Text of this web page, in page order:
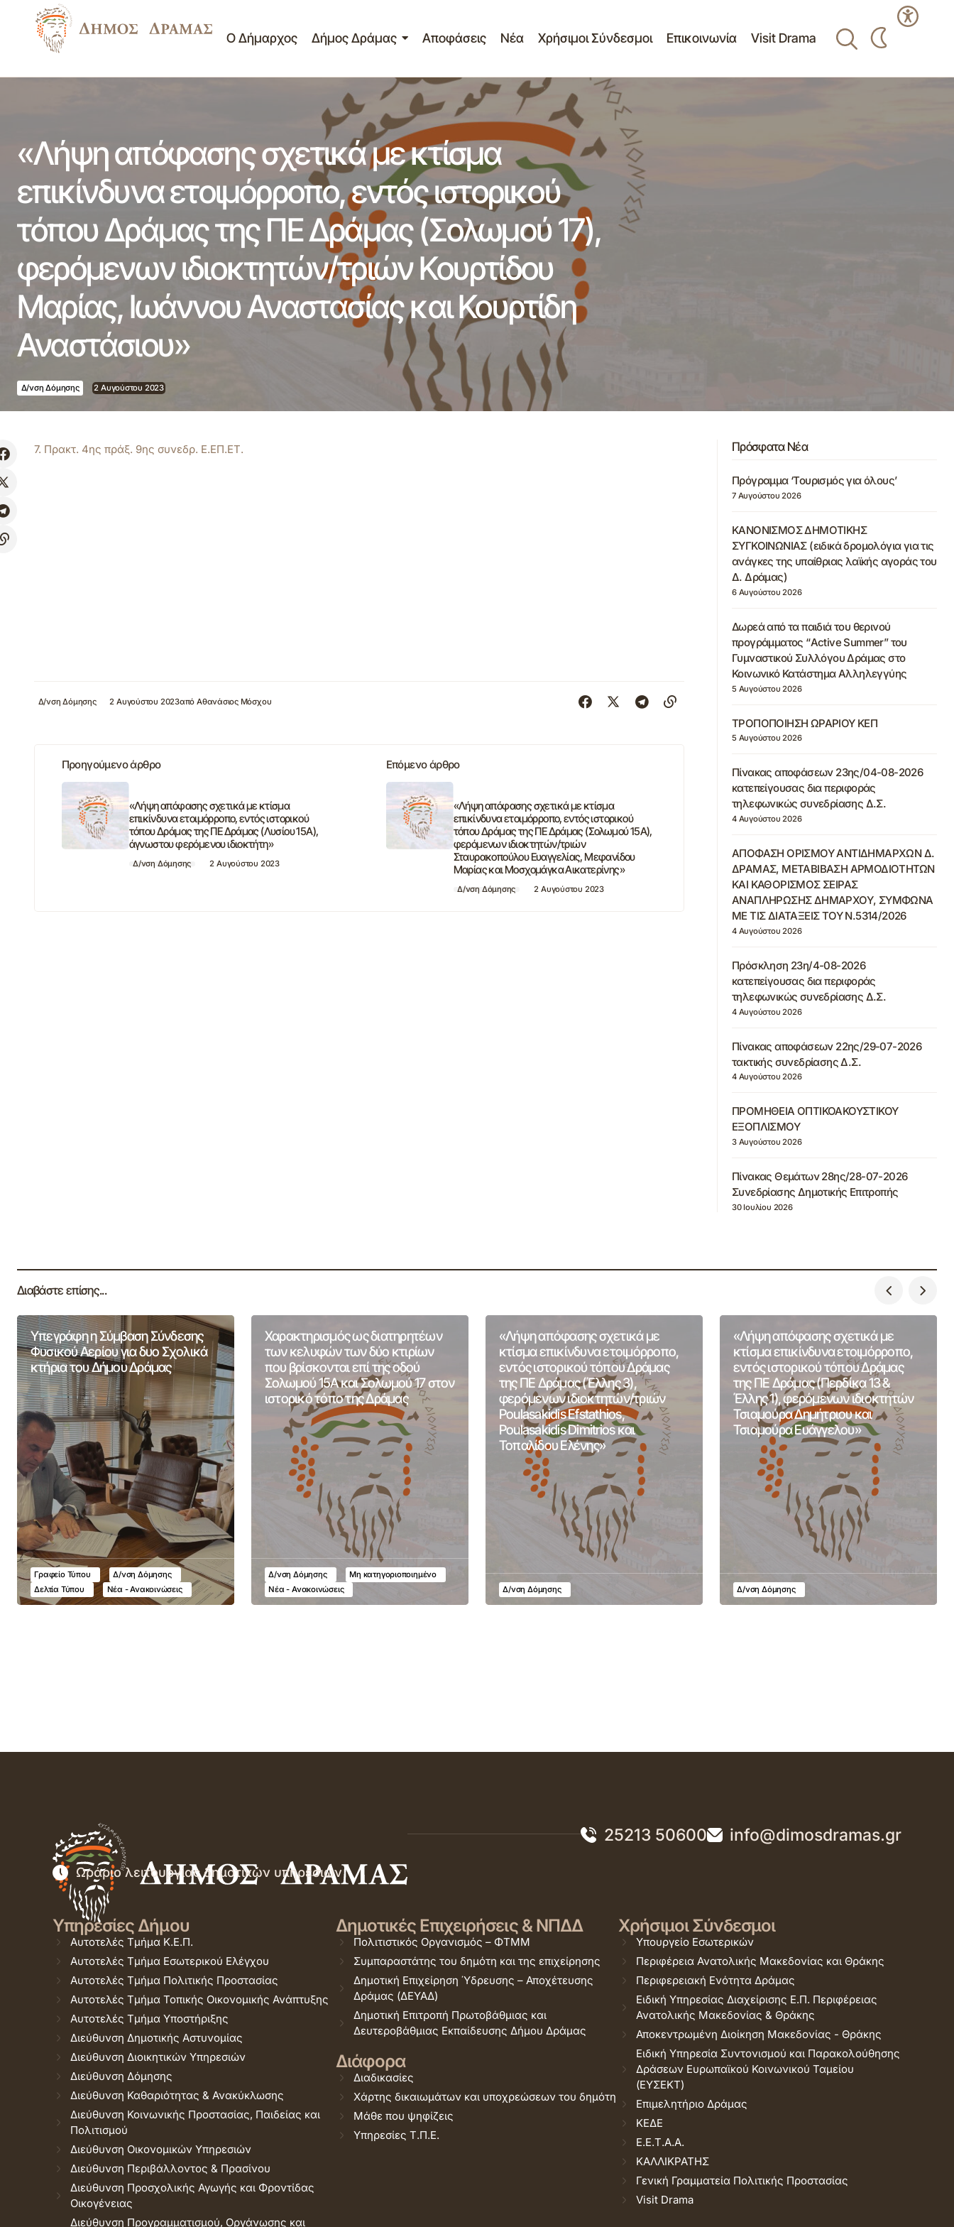
Ο Δήμαρχος Δήμος Δράμας Αποφάσεις Νέα Χρήσιμοι Σύνδεσμοι Επικοινωνία Visit Drama
«Λήψη απόφασης σχετικά με κτίσμα επικίνδυνα ετοιμόρροπο, εντός ιστορικού
τόπου Δράμας της ΠΕ Δράμας (Σολωμού 17), φερόμενων ιδιοκτητών/τριών
Κουρτίδου Μαρίας, Ιωάννου Αναστασίας και Κουρτίδη Αναστάσιου»
«Λήψη απόφασης σχετικά με κτίσμα
επικίνδυνα ετοιμόρροπο, εντός ιστορικού
τόπου Δράμας της ΠΕ Δράμας (Σολωμού 17),
φερόμενων ιδιοκτητών/τριών Κουρτίδου
Μαρίας, Ιωάννου Αναστασίας και Κουρτίδη
Αναστάσιου»
Δ/νση Δόμησης 2 Αυγούστου 2023
7. Πρακτ. 4ης πράξ. 9ης συνεδρ. Ε.ΕΠ.ΕΤ.
Δ/νση Δόμησης 2 Αυγούστου 2023από Αθανάσιος Μόσχου
Προηγούμενο άρθρο
«Λήψη απόφασης σχετικά με κτίσμα
επικίνδυνα ετοιμόρροπο, εντός ιστορικού
τόπου Δράμας της ΠΕ Δράμας (Λυσίου 15Α),
άγνωστου φερόμενου ιδιοκτήτη»
Δ/νση Δόμησης 2 Αυγούστου 2023
Επόμενο άρθρο
«Λήψη απόφασης σχετικά με κτίσμα
επικίνδυνα ετοιμόρροπο, εντός ιστορικού
τόπου Δράμας της ΠΕ Δράμας (Σολωμού 15Α),
φερόμενων ιδιοκτητών/τριών
Σταυρακοπούλου Ευαγγελίας, Μεφανίδου
Μαρίας και Μοσχομάγκα Αικατερίνης»
Δ/νση Δόμησης 2 Αυγούστου 2023
Πρόσφατα Νέα
Πρόγραμμα ‘Τουρισμός για όλους’
7 Αυγούστου 2026
ΚΑΝΟΝΙΣΜΟΣ ΔΗΜΟΤΙΚΗΣ
ΣΥΓΚΟΙΝΩΝΙΑΣ (ειδικά δρομολόγια για τις
ανάγκες της υπαίθριας λαϊκής αγοράς του
Δ. Δράμας)
6 Αυγούστου 2026
Δωρεά από τα παιδιά του θερινού
προγράμματος “Active Summer” του
Γυμναστικού Συλλόγου Δράμας στο
Κοινωνικό Κατάστημα Αλληλεγγύης
5 Αυγούστου 2026
ΤΡΟΠΟΠΟΙΗΣΗ ΩΡΑΡΙΟΥ ΚΕΠ
5 Αυγούστου 2026
Πίνακας αποφάσεων 23ης/04-08-2026
κατεπείγουσας δια περιφοράς
τηλεφωνικώς συνεδρίασης Δ.Σ.
4 Αυγούστου 2026
ΑΠΟΦΑΣΗ ΟΡΙΣΜΟΥ ΑΝΤΙΔΗΜΑΡΧΩΝ Δ.
ΔΡΑΜΑΣ, ΜΕΤΑΒΙΒΑΣΗ ΑΡΜΟΔΙΟΤΗΤΩΝ
ΚΑΙ ΚΑΘΟΡΙΣΜΟΣ ΣΕΙΡΑΣ
ΑΝΑΠΛΗΡΩΣΗΣ ΔΗΜΑΡΧΟΥ, ΣΥΜΦΩΝΑ
ΜΕ ΤΙΣ ΔΙΑΤΑΞΕΙΣ ΤΟΥ Ν.5314/2026
4 Αυγούστου 2026
Πρόσκληση 23η/4-08-2026
κατεπείγουσας δια περιφοράς
τηλεφωνικώς συνεδρίασης Δ.Σ.
4 Αυγούστου 2026
Πίνακας αποφάσεων 22ης/29-07-2026
τακτικής συνεδρίασης Δ.Σ.
4 Αυγούστου 2026
ΠΡΟΜΗΘΕΙΑ ΟΠΤΙΚΟΑΚΟΥΣΤΙΚΟΥ
ΕΞΟΠΛΙΣΜΟΥ
3 Αυγούστου 2026
Πίνακας Θεμάτων 28ης/28-07-2026
Συνεδρίασης Δημοτικής Επιτροπής
30 Ιουλίου 2026
Διαβάστε επίσης...
Υπεγράφη η Σύμβαση Σύνδεσης
Φυσικού Αερίου για δυο Σχολικά
κτήρια του Δήμου Δράμας
Γραφείο Τύπου
Δ/νση Δόμησης
Δελτία Τύπου
Νέα - Ανακοινώσεις
Χαρακτηρισμός ως διατηρητέων
των κελυφών των δύο κτιρίων
που βρίσκονται επί της οδού
Σολωμού 15Α και Σολωμού 17 στον
ιστορικό τόπο της Δράμας
Δ/νση Δόμησης
Μη κατηγοριοποιημένο
Νέα - Ανακοινώσεις
«Λήψη απόφασης σχετικά με
κτίσμα επικίνδυνα ετοιμόρροπο,
εντός ιστορικού τόπου Δράμας
της ΠΕ Δράμας (Έλλης 3),
φερόμενων ιδιοκτητών/τριών
Poulasakidis Efstathios,
Poulasakidis Dimitrios και
Τοπαλίδου Ελένης»
Δ/νση Δόμησης
«Λήψη απόφασης σχετικά με
κτίσμα επικίνδυνα ετοιμόρροπο,
εντός ιστορικού τόπου Δράμας
της ΠΕ Δράμας (Περδίκα 13 &
Έλλης 1), φερόμενων ιδιοκτητών
Τσιαμούρα Δημήτριου και
Τσιαμούρα Ευάγγελου»
Δ/νση Δόμησης
25213 50600 info@dimosdramas.gr
Ωράριο λειτουργίας δημοτικών υπηρεσιών
Υπηρεσίες Δήμου
Αυτοτελές Τμήμα Κ.Ε.Π.
Αυτοτελές Τμήμα Εσωτερικού Ελέγχου
Αυτοτελές Τμήμα Πολιτικής Προστασίας
Αυτοτελές Τμήμα Τοπικής Οικονομικής Ανάπτυξης
Αυτοτελές Τμήμα Υποστήριξης
Διεύθυνση Δημοτικής Αστυνομίας
Διεύθυνση Διοικητικών Υπηρεσιών
Διεύθυνση Δόμησης
Διεύθυνση Καθαριότητας & Ανακύκλωσης
Διεύθυνση Κοινωνικής Προστασίας, Παιδείας και
Πολιτισμού
Διεύθυνση Οικονομικών Υπηρεσιών
Διεύθυνση Περιβάλλοντος & Πρασίνου
Διεύθυνση Προσχολικής Αγωγής και Φροντίδας
Οικογένειας
Διεύθυνση Προγραμματισμού, Οργάνωσης και
Δημοτικές Επιχειρήσεις & ΝΠΔΔ
Πολιτιστικός Οργανισμός – ΦΤΜΜ
Συμπαραστάτης του δημότη και της επιχείρησης
Δημοτική Επιχείρηση Ύδρευσης – Αποχέτευσης
Δράμας (ΔΕΥΑΔ)
Δημοτική Επιτροπή Πρωτοβάθμιας και
Δευτεροβάθμιας Εκπαίδευσης Δήμου Δράμας
Διάφορα
Διαδικασίες
Χάρτης δικαιωμάτων και υποχρεώσεων του δημότη
Μάθε που ψηφίζεις
Υπηρεσίες Τ.Π.Ε.
Χρήσιμοι Σύνδεσμοι
Υπουργείο Εσωτερικών
Περιφέρεια Ανατολικής Μακεδονίας και Θράκης
Περιφερειακή Ενότητα Δράμας
Ειδική Υπηρεσίας Διαχείρισης Ε.Π. Περιφέρειας
Ανατολικής Μακεδονίας & Θράκης
Αποκεντρωμένη Διοίκηση Μακεδονίας - Θράκης
Ειδική Υπηρεσία Συντονισμού και Παρακολούθησης
Δράσεων Ευρωπαϊκού Κοινωνικού Ταμείου
(ΕΥΣΕΚΤ)
Επιμελητήριο Δράμας
ΚΕΔΕ
Ε.Ε.Τ.Α.Α.
ΚΑΛΛΙΚΡΑΤΗΣ
Γενική Γραμματεία Πολιτικής Προστασίας
Visit Drama